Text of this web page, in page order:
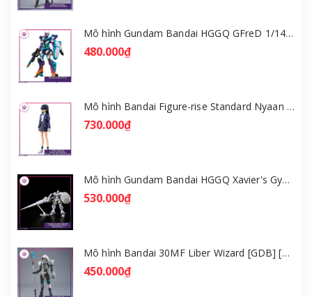
Mô hình Gundam Bandai HGGQ GFreD 1/144 [GDB] [BHG]
480.000₫
Mô hình Bandai Figure-rise Standard Nyaan - Gundam GQuuuuuuX [GDB] [FRS]
730.000₫
Mô hình Gundam Bandai HGGQ Xavier's Gyan Hakuji-Packs 1/144 [GDB] [BHG]
530.000₫
Mô hình Bandai 30MF Liber Wizard [GDB] [30MF]
450.000₫